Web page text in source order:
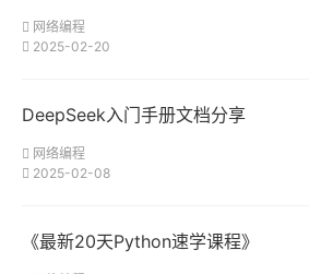
网络编程
2025-02-20
DeepSeek入门手册文档分享
网络编程
2025-02-08
《最新20天Python速学课程》